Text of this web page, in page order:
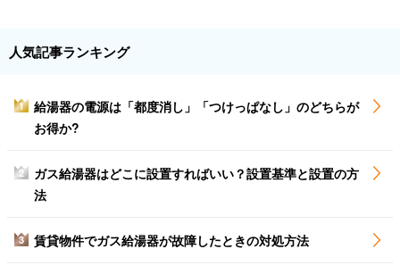
人気記事ランキング
1
給湯器の電源は「都度消し」「つけっぱなし」のどちらが
お得か?
2
ガス給湯器はどこに設置すればいい？設置基準と設置の方
法
3 賃貸物件でガス給湯器が故障したときの対処方法